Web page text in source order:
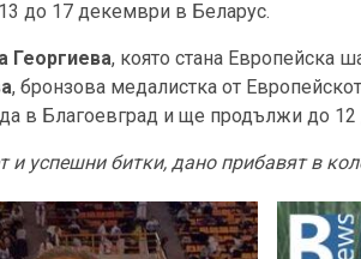
до 17 декември в Беларус.
Георгиева, която стана Европейска
, бронзова медалистка от
в Благоевград и ще продължи до
успешни битки, дано прибавят в